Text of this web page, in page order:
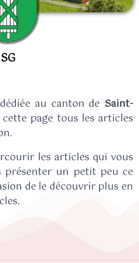
SG
au canton de Saint-
page tous les articles
les articles qui vous
présenter un petit peu ce
de le découvrir plus en